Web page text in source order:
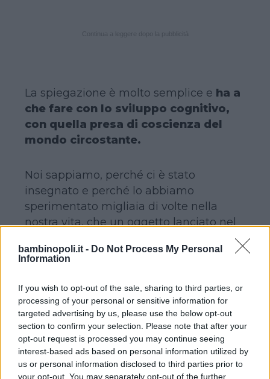
bambinopoli.it - Do Not Process My Personal
Information
If you wish to opt-out of the sale, sharing to third parties, or
processing of your personal or sensitive information for
targeted advertising by us, please use the below opt-out
section to confirm your selection. Please note that after your
opt-out request is processed you may continue seeing
interest-based ads based on personal information utilized by
us or personal information disclosed to third parties prior to
your opt-out. You may separately opt-out of the further
La spiegazione è molto semplice e ha a
che fare con lo sviluppo cognitivo,
con quella presa di coscienza del
mondo circostante.
Noi sappiamo, perché ci è stato
insegnato e perché lo abbiamo
sperimentato migliaia di volte nella
nostra vita, che un oggetto lanciato nel
velocità proporzionale al suo peso. Per
dato di fatto per tutti.
Per un bambino di alcuni mesi questa è
una scoperta. Banalmente, il bicchiere
che tira, la forchetta che scaglia, il
tovagliolo che lancia potrebbero tornare